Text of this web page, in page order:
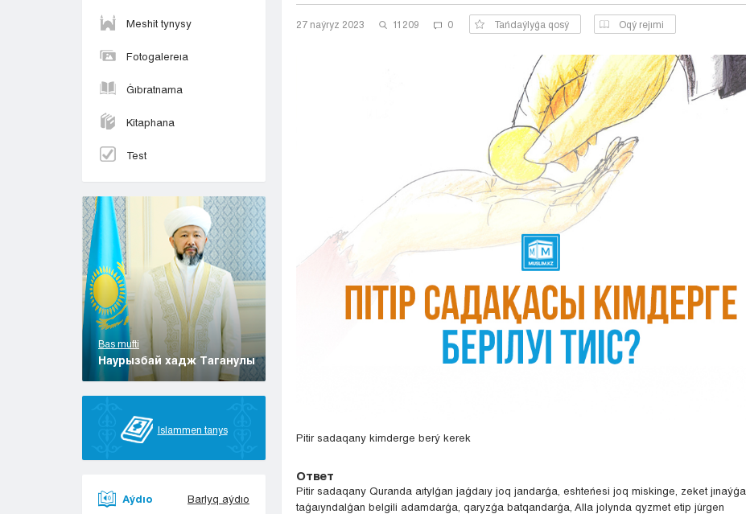
Meshit tynysy
Fotogalereıa
Ǵıbratnama
Kitaphana
Test
Bas mufti
Наурызбай хадж Таганулы
Islammen tanys
Aýdıo Barlyq aýdıo
27 naýryz 2023 11209 0 Tańdaýlyǵa qosý Оqý rejımi
Pitir sadaqany kimderge berý kerek
Ответ
Pitir sadaqany Quranda aıtylǵan jaǵdaıy joq jandarǵa, eshteńesi joq miskinge, zeket jınaýǵa
taǵaıyndalǵan belgili adamdarǵa, qaryzǵa batqandarǵa, Alla jolynda qyzmet etip júrgen